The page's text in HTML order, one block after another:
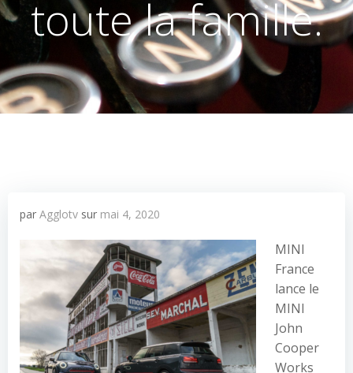
toute la famille.
par Agglotv sur mai 4, 2020
MINI
France
lance le
MINI
John
Cooper
Works